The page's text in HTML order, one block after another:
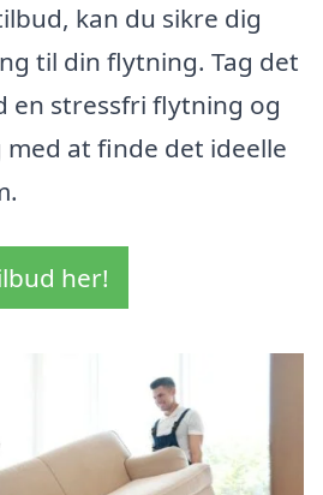
kan du sikre dig
til din flytning. Tag det
en stressfri flytning og
at finde det ideelle
her!